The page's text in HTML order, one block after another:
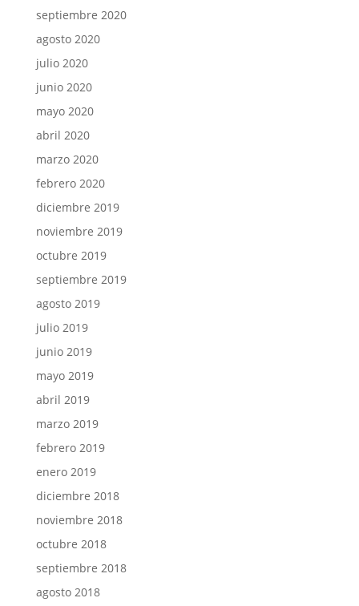
septiembre 2020
agosto 2020
julio 2020
junio 2020
mayo 2020
abril 2020
marzo 2020
febrero 2020
diciembre 2019
noviembre 2019
octubre 2019
septiembre 2019
agosto 2019
julio 2019
junio 2019
mayo 2019
abril 2019
marzo 2019
febrero 2019
enero 2019
diciembre 2018
noviembre 2018
octubre 2018
septiembre 2018
agosto 2018